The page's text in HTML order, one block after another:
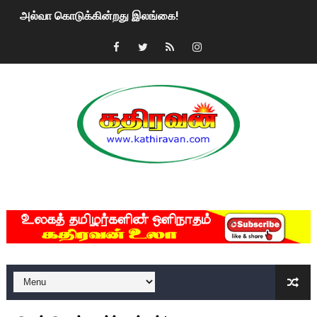
அல்வா கொடுக்கின்றது இலங்கை!
2ஆம் நாள் உக்ரைன் யுத்தம்!! எங்களைத் தனிமையில்
மகிந்த ராஜபக்சே பதவி விலக திட்டம்?
ரவுடி பேபிக்கு நடந்த தரமான சம்பவம்.. ஆபாச வீடியோக்களால்
குண்டை தூக்கிப்போட்ட ஆய்வு…. இந்தியாவின் “கோவிஷீல்டு”
யாழில் தமிழின தலைவர் பிரபாகரனின் பிறந்தநாளை
ஏர்போர்ட்டில் உதைத்த நபர் யார், என்ன நடந்தது?: உண்மையை
சீனா இலங்கையிடம் 8 மில்லியன் அமெரிக்க டொலர் நட்டஈடு